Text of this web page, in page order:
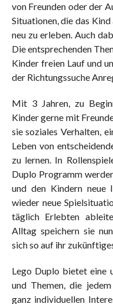
von Freunden oder der
Situationen, die das
neu zu erleben. Auch
Die entsprechenden
Kinder freien Lauf und
der Richtungssuche
Mit 3 Jahren, zu
Kinder gerne mit
sie soziales Verhalten,
Leben von
zu lernen. In
Duplo Programm
und den Kindern neue
wieder neue
täglich Erlebten
Alltag speichern sie
sich so auf ihr
Lego Duplo bietet eine
und Themen, die
ganz individuellen